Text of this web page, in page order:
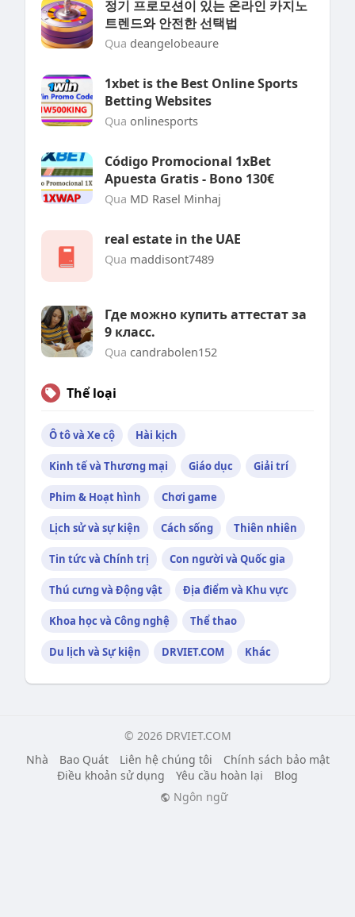
정기 프로모션이 있는 온라인 카지노
트렌드와 안전한 선택법
Qua deangelobeaure
1xbet is the Best Online Sports
Betting Websites
Qua onlinesports
Código Promocional 1xBet
Apuesta Gratis - Bono 130€
Qua MD Rasel Minhaj
real estate in the UAE
Qua maddisont7489
Где можно купить аттестат за
9 класс.
Qua candrabolen152
Thể loại
Ô tô và Xe cộ Hài kịch
Kinh tế và Thương mại Giáo dục Giải trí
Phim & Hoạt hình Chơi game
Lịch sử và sự kiện Cách sống Thiên nhiên
Tin tức và Chính trị Con người và Quốc gia
Thú cưng và Động vật Địa điểm và Khu vực
Khoa học và Công nghệ Thể thao
Du lịch và Sự kiện DRVIET.COM Khác
© 2026 DRVIET.COM
Nhà
Bao Quát Liên hệ chúng tôi
Chính sách bảo mật
Điều khoản sử dụng
Yêu cầu hoàn lại
Blog
Ngôn ngữ